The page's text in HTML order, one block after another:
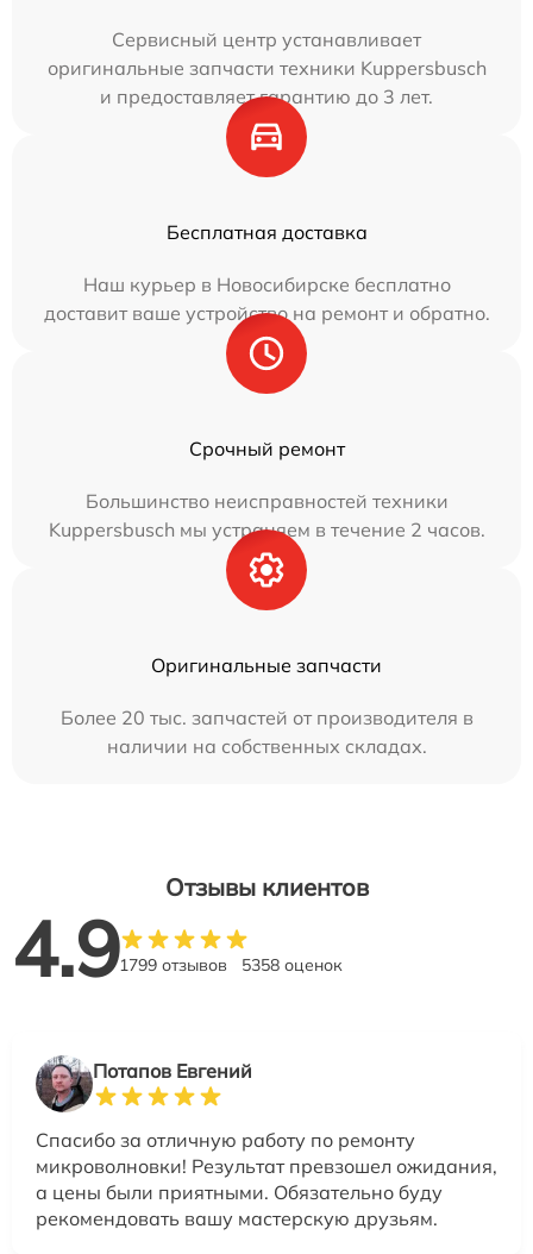
Сервисный центр устанавливает
оригинальные запчасти техники Kuppersbusch
и предоставляет гарантию до 3 лет.
Бесплатная доставка
Наш курьер в Новосибирске бесплатно
доставит ваше устройство на ремонт и обратно.
Срочный ремонт
Большинство неисправностей техники
Kuppersbusch мы устраняем в течение 2 часов.
Оригинальные запчасти
Более 20 тыс. запчастей от производителя в
наличии на собственных складах.
Отзывы клиентов
4.91799 отзывов 5358 оценок
Потапов Евгений
Спасибо за отличную работу по ремонту
микроволновки! Результат превзошел ожидания,
а цены были приятными. Обязательно буду
рекомендовать вашу мастерскую друзьям.